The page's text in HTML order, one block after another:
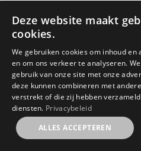
Deze website maakt
cookies.
We gebruiken cookies om inhoud
en om ons verkeer te analyseren.
gebruik van onze site met onze
deze kunnen combineren met
verstrekt of die zij hebben
diensten. Privacybeleid
ALLES ACCEPTEREN